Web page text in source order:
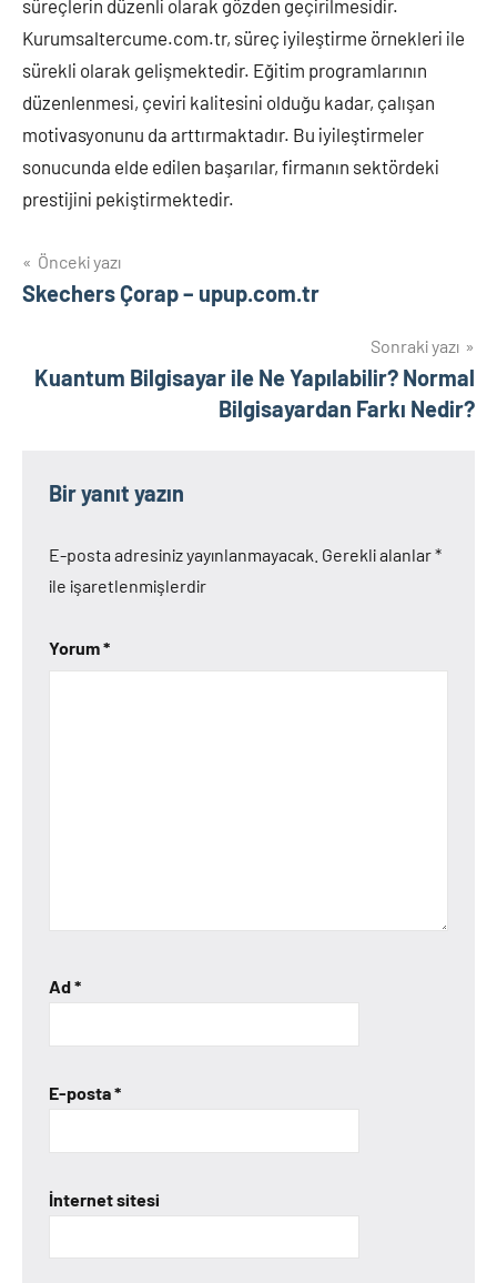
süreçlerin düzenli olarak gözden geçirilmesidir.
Kurumsaltercume.com.tr, süreç iyileştirme örnekleri ile
sürekli olarak gelişmektedir. Eğitim programlarının
düzenlenmesi, çeviri kalitesini olduğu kadar, çalışan
motivasyonunu da arttırmaktadır. Bu iyileştirmeler
sonucunda elde edilen başarılar, firmanın sektördeki
prestijini pekiştirmektedir.
Yazı
gezinmesi
Önceki yazı
Skechers Çorap – upup.com.tr
Sonraki yazı
Kuantum Bilgisayar ile Ne Yapılabilir? Normal
Bilgisayardan Farkı Nedir?
Bir yanıt yazın
E-posta adresiniz yayınlanmayacak. Gerekli alanlar*
ile işaretlenmişlerdir
Yorum*
Ad*
E-posta*
İnternet sitesi